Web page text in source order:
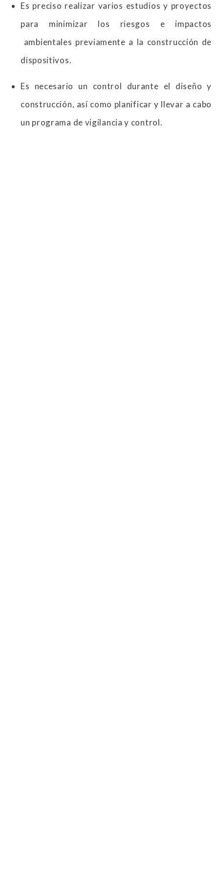
Es preciso realizar varios estudios y proyectos
para minimizar los riesgos e impactos
ambientales previamente a la construcción de
dispositivos.
Es necesario un control durante el diseño y
construcción, así como planificar y llevar a cabo
un programa de vigilancia y control.